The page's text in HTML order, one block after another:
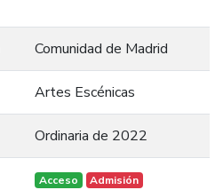
Comunidad de Madrid
Artes Escénicas
Ordinaria de 2022
Acceso Admisión